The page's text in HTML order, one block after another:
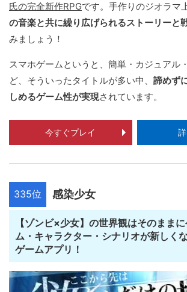
氏の完全新作RPGです。手作りのジオラマ
の音楽と共に繰り広げられるストーリーと
みましょう！
スマホゲームというと、簡単・カジュアル
ど、そういったタイトルが多い中、 諦めず
しめるゲーム性が実現されています。
今すぐプレイ
335位 感染少女
【ゾンビ×少女】の世界観はそのまま
ム・キャラクター・シナリオが新しく
ゲームアプリ！